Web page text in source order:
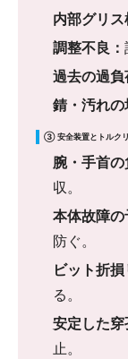
内部グリス
調整不良：
過去の過負
錆・汚れの
③ 安全装置とトルク
腕・手首の
収。
本体故障の
防ぐ。
ビット折
る。
安定した穿
止。